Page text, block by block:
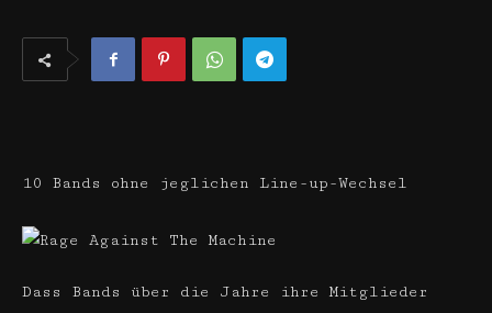
10 Bands ohne jeglichen Line-up-Wechsel
Dass Bands über die Jahre ihre Mitglieder